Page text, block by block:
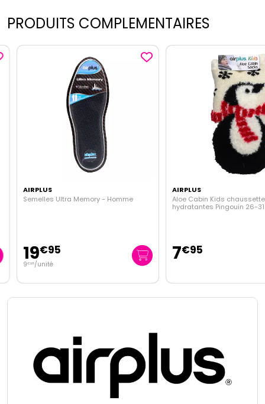
PRODUITS COMPLEMENTAIRES
AIRPLUS
Semelles Ultra Memory - Homme
19€95
98/unité
AIRPLUS
Aloe Cabin Kids chaussettes
hydratantes Pingouin 26-31
7€95